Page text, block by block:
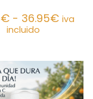
€ - 36.95€ iva
incluido